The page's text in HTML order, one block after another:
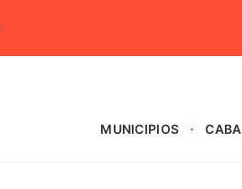
MUNICIPIOS CABA